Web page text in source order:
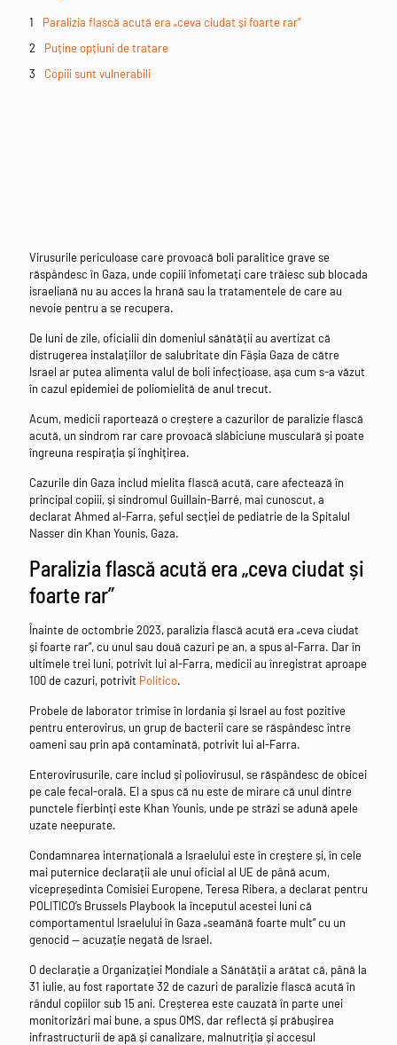
Paralizia flască acută era „ceva ciudat și foarte rar”
Puține opțiuni de tratare
Copiii sunt vulnerabili
Virusurile periculoase care provoacă boli paralitice grave se
răspândesc în Gaza, unde copiii înfometați care trăiesc sub blocada
israeliană nu au acces la hrană sau la tratamentele de care au
nevoie pentru a se recupera.
De luni de zile, oficialii din domeniul sănătății au avertizat că
distrugerea instalațiilor de salubritate din Fâșia Gaza de către
Israel ar putea alimenta valul de boli infecțioase, așa cum s-a văzut
în cazul epidemiei de poliomielită de anul trecut.
Acum, medicii raportează o creștere a cazurilor de paralizie flască
acută, un sindrom rar care provoacă slăbiciune musculară și poate
îngreuna respirația și înghițirea.
Cazurile din Gaza includ mielita flască acută, care afectează în
principal copiii, și sindromul Guillain-Barré, mai cunoscut, a
declarat Ahmed al-Farra, șeful secției de pediatrie de la Spitalul
Nasser din Khan Younis, Gaza.
Paralizia flască acută era „ceva ciudat și
foarte rar”
Înainte de octombrie 2023, paralizia flască acută era „ceva ciudat
și foarte rar”, cu unul sau două cazuri pe an, a spus al-Farra. Dar în
ultimele trei luni, potrivit lui al-Farra, medicii au înregistrat aproape
100 de cazuri, potrivit Politico.
Probele de laborator trimise în Iordania și Israel au fost pozitive
pentru enterovirus, un grup de bacterii care se răspândesc între
oameni sau prin apă contaminată, potrivit lui al-Farra.
Enterovirusurile, care includ și poliovirusul, se răspândesc de obicei
pe cale fecal-orală. El a spus că nu este de mirare că unul dintre
punctele fierbinți este Khan Younis, unde pe străzi se adună apele
uzate neepurate.
Condamnarea internațională a Israelului este în creștere și, în cele
mai puternice declarații ale unui oficial al UE de până acum,
vicepreședinta Comisiei Europene, Teresa Ribera, a declarat pentru
POLITICO’s Brussels Playbook la începutul acestei luni că
comportamentul Israelului în Gaza „seamănă foarte mult” cu un
genocid — acuzație negată de Israel.
O declarație a Organizației Mondiale a Sănătății a arătat că, până la
31 iulie, au fost raportate 32 de cazuri de paralizie flască acută în
rândul copiilor sub 15 ani. Creșterea este cauzată în parte unei
monitorizări mai bune, a spus OMS, dar reflectă și prăbușirea
infrastructurii de apă și canalizare, malnutriția și accesul